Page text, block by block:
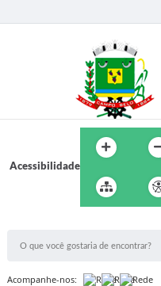
Acessibilidade
Acompanhe-nos: